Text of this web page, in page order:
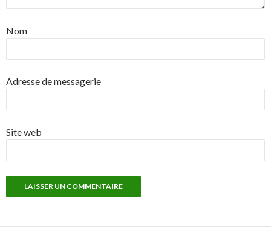
Nom
Adresse de messagerie
Site web